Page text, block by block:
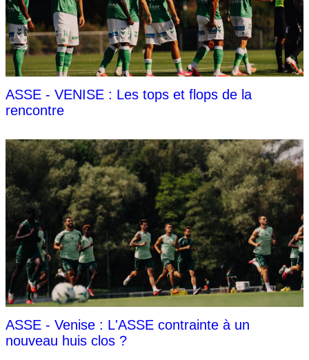
ASSE - VENISE : Les tops et flops de la
rencontre
ASSE - Venise : L'ASSE contrainte à un
nouveau huis clos ?